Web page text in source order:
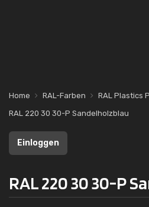
Home RAL-Farben RAL Plastics
RAL 220 30 30-P Sandelholzblau
Einloggen
RAL 220 30 30-P